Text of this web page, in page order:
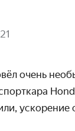
очень